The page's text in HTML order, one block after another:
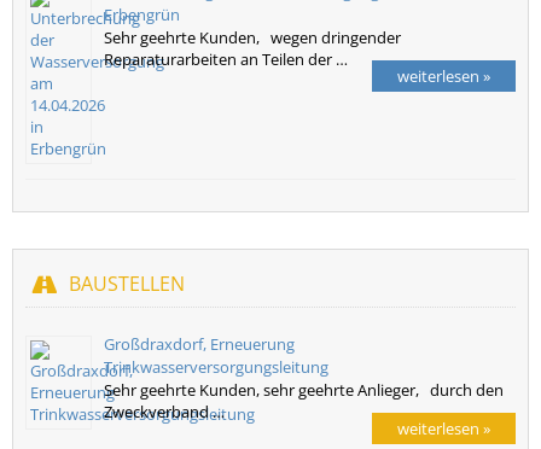
Erbengrün
Sehr geehrte Kunden, wegen dringender
Reparaturarbeiten an Teilen der …
weiterlesen »
BAUSTELLEN
Großdraxdorf, Erneuerung
Trinkwasserversorgungsleitung
Sehr geehrte Kunden, sehr geehrte Anlieger, durch den
Zweckverband …
weiterlesen »